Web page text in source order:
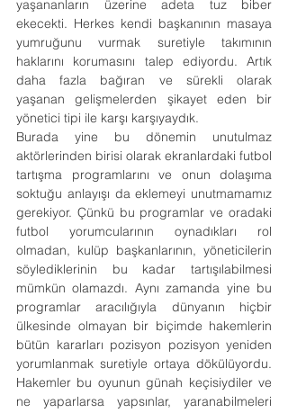
yaşananların üzerine adeta tuz biber
ekecekti. Herkes kendi başkanının masaya
yumruğunu vurmak suretiyle takımının
haklarını korumasını talep ediyordu. Artık
daha fazla bağıran ve sürekli olarak
yaşanan gelişmelerden şikayet eden bir
yönetici tipi ile karşı karşıyaydık.
Burada yine bu dönemin unutulmaz
aktörlerinden birisi olarak ekranlardaki futbol
tartışma programlarını ve onun dolaşıma
soktuğu anlayışı da eklemeyi unutmamamız
gerekiyor. Çünkü bu programlar ve oradaki
futbol yorumcularının oynadıkları rol
olmadan, kulüp başkanlarının, yöneticilerin
söylediklerinin bu kadar tartışılabilmesi
mümkün olamazdı. Aynı zamanda yine bu
programlar aracılığıyla dünyanın hiçbir
ülkesinde olmayan bir biçimde hakemlerin
bütün kararları pozisyon pozisyon yeniden
yorumlanmak suretiyle ortaya dökülüyordu.
Hakemler bu oyunun günah keçisiydiler ve
ne yaparlarsa yapsınlar, yaranabilmeleri